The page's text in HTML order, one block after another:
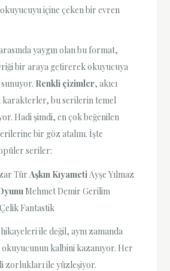
içine çeken bir evren
yaygın olan bu format,
bir araya getirerek okuyucuya
Renkli çizimler, akıcı
karakterler, bu serilerin temel
Hadi şimdi, en çok beğenilen
bir göz atalım. İşte
seriler:
TürAşkın Kıyameti Ayşe Yılmaz
Mehmet Demir Gerilim
Fantastik
ile değil, aynı zamanda
kalbini kazanıyor. Her
zorlukları ile yüzleşiyor.